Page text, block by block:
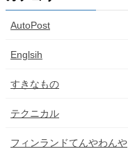
AutoPost
Englsih
すきなもの
テクニカル
フィンランドてんやわんや